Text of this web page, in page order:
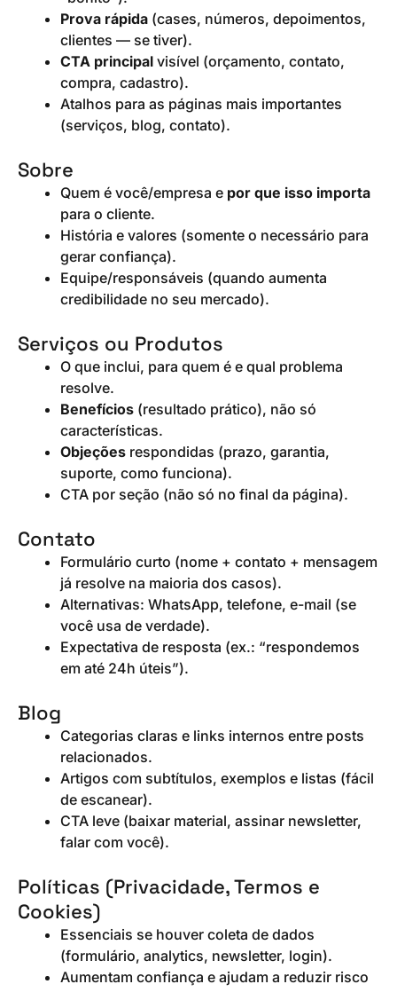
Prova rápida (cases, números, depoimentos,
clientes — se tiver).
CTA principal visível (orçamento, contato,
compra, cadastro).
Atalhos para as páginas mais importantes
(serviços, blog, contato).
Sobre
Quem é você/empresa e por que isso importa
para o cliente.
História e valores (somente o necessário para
gerar confiança).
Equipe/responsáveis (quando aumenta
credibilidade no seu mercado).
Serviços ou Produtos
O que inclui, para quem é e qual problema
resolve.
Benefícios (resultado prático), não só
características.
Objeções respondidas (prazo, garantia,
suporte, como funciona).
CTA por seção (não só no final da página).
Contato
Formulário curto (nome + contato + mensagem
já resolve na maioria dos casos).
Alternativas: WhatsApp, telefone, e-mail (se
você usa de verdade).
Expectativa de resposta (ex.: “respondemos
em até 24h úteis”).
Blog
Categorias claras e links internos entre posts
relacionados.
Artigos com subtítulos, exemplos e listas (fácil
de escanear).
CTA leve (baixar material, assinar newsletter,
falar com você).
Políticas (Privacidade, Termos e
Cookies)
Essenciais se houver coleta de dados
(formulário, analytics, newsletter, login).
Aumentam confiança e ajudam a reduzir risco